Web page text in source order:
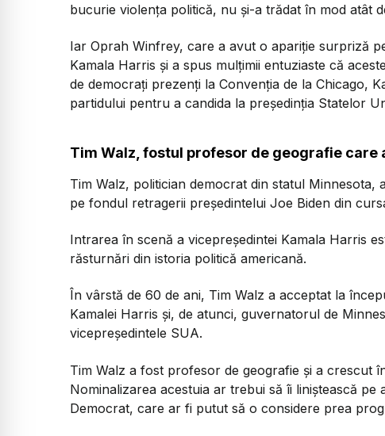
bucurie violența politică, nu și-a trădat în mod atât
Iar Oprah Winfrey, care a avut o apariție surpriză
Kamala Harris și a spus mulțimii entuziaste că
de democrați prezenți la Convenția de la Chicago,
partidului pentru a candida la președinția Statelor
Tim Walz, fostul profesor de geografie care
Tim Walz, politician democrat din statul
pe fondul retragerii președintelui Joe Biden din
Intrarea în scenă a vicepreşedintei Kamala Harris
răsturnări din istoria politică americană.
În vârstă de 60 de ani, Tim Walz a acceptat la
Kamalei Harris şi, de atunci, guvernatorul de
vicepreședintele SUA.
Tim Walz a fost profesor de geografie și a crescut
Nominalizarea acestuia ar trebui să îi liniştească pe
Democrat, care ar fi putut să o considere prea